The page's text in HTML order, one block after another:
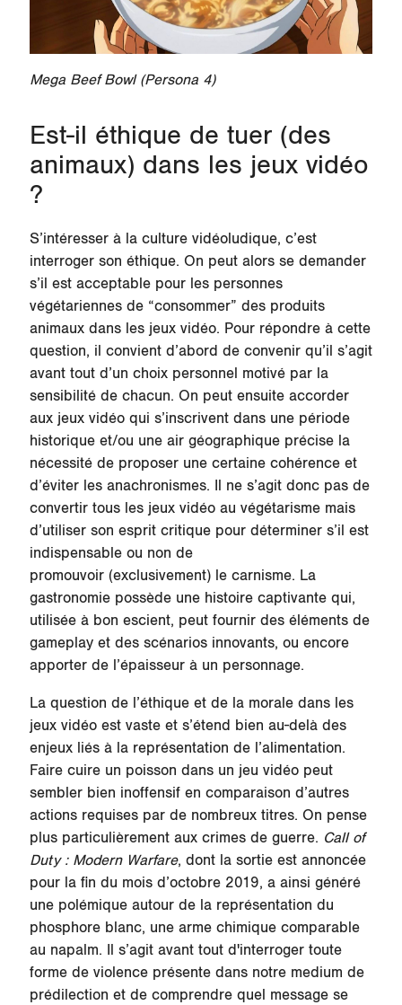
Mega Beef Bowl (Persona 4)
Est-il éthique de tuer (des
animaux) dans les jeux vidéo
?
S’intéresser à la culture vidéoludique, c’est
interroger son éthique. On peut alors se demander
s’il est acceptable pour les personnes
végétariennes de “consommer” des produits
animaux dans les jeux vidéo. Pour répondre à cette
question, il convient d’abord de convenir qu’il s’agit
avant tout d’un choix personnel motivé par la
sensibilité de chacun. On peut ensuite accorder
aux jeux vidéo qui s’inscrivent dans une période
historique et/ou une air géographique précise la
nécessité de proposer une certaine cohérence et
d’éviter les anachronismes. Il ne s’agit donc pas de
convertir tous les jeux vidéo au végétarisme mais
d’utiliser son esprit critique pour déterminer s’il est
indispensable ou non de
promouvoir (exclusivement) le carnisme. La
gastronomie possède une histoire captivante qui,
utilisée à bon escient, peut fournir des éléments de
gameplay et des scénarios innovants, ou encore
apporter de l’épaisseur à un personnage.
La question de l’éthique et de la morale dans les
jeux vidéo est vaste et s’étend bien au-delà des
enjeux liés à la représentation de l’alimentation.
Faire cuire un poisson dans un jeu vidéo peut
sembler bien inoffensif en comparaison d’autres
actions requises par de nombreux titres. On pense
plus particulièrement aux crimes de guerre. Call of
Duty : Modern Warfare, dont la sortie est annoncée
pour la fin du mois d’octobre 2019, a ainsi généré
une polémique autour de la représentation du
phosphore blanc, une arme chimique comparable
au napalm. Il s’agit avant tout d'interroger toute
forme de violence présente dans notre medium de
prédilection et de comprendre quel message se